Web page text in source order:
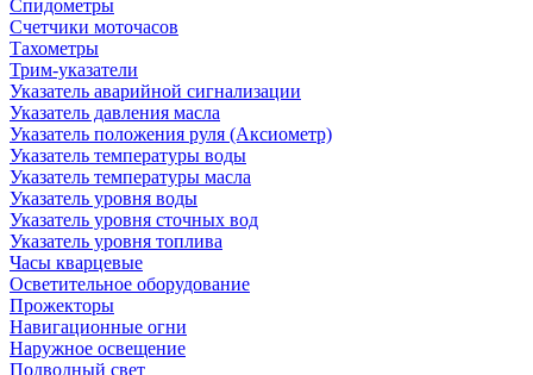
Спидометры
Счетчики моточасов
Тахометры
Трим-указатели
Указатель аварийной сигнализации
Указатель давления масла
Указатель положения руля (Аксиометр)
Указатель температуры воды
Указатель температуры масла
Указатель уровня воды
Указатель уровня сточных вод
Указатель уровня топлива
Часы кварцевые
Осветительное оборудование
Прожекторы
Навигационные огни
Наружное освещение
Подводный свет